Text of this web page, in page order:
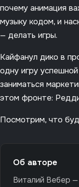
почему анимация
музыку кодом, и
— делать игры.
Кайфанул дико в
одну игру
заниматься
этом фронте:
Посмотрим, что
Об авторе
Виталий Вебер